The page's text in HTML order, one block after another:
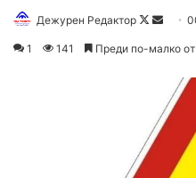
Дежурен Редактор
F
w
o
a
n
m
1 141 Преди по-малко